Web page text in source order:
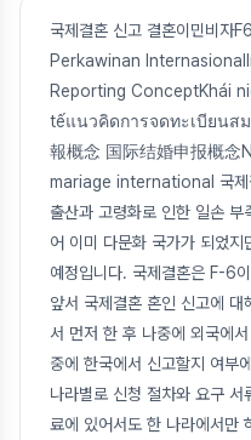
국제결혼 신고 결혼이민비
Perkawinan
Reporting ConceptKhái
tếแนวคิดการจดทะเบียนสม
報概念 国际结婚申报概
mariage international 국제
출산과 고령화로 인한 일손
어 이미 다문화 국가가 되었
예정입니다. 국제결혼은 F-6
앞서 국제결혼 혼인 신고에 대
서 먼저 한 후 나중에 외국에
중에 한국에서 신고할지 여부
나라별로 신청 절차와 요구
료에 있어서도 한 나라에서만